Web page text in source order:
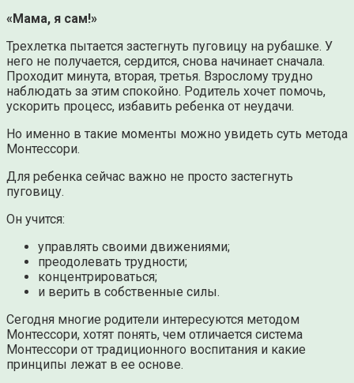
«Мама, я сам!»
Трехлетка пытается застегнуть пуговицу на рубашке. У
него не получается, сердится, снова начинает сначала.
Проходит минута, вторая, третья. Взрослому трудно
наблюдать за этим спокойно. Родитель хочет помочь,
ускорить процесс, избавить ребенка от неудачи.
Но именно в такие моменты можно увидеть суть метода
Монтессори.
Для ребенка сейчас важно не просто застегнуть
пуговицу.
Он учится:
управлять своими движениями;
преодолевать трудности;
концентрироваться;
и верить в собственные силы.
Сегодня многие родители интересуются методом
Монтессори, хотят понять, чем отличается система
Монтессори от традиционного воспитания и какие
принципы лежат в ее основе.